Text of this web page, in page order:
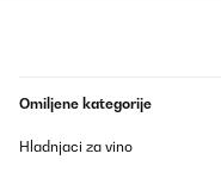
Omiljene kategorije
Hladnjaci za vino